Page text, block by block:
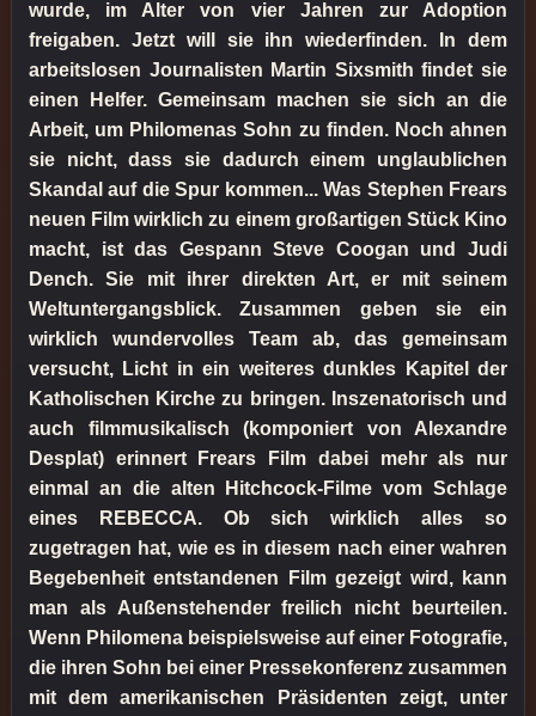
wurde, im Alter von vier Jahren zur Adoption
freigaben. Jetzt will sie ihn wiederfinden. In dem
arbeitslosen Journalisten Martin Sixsmith findet sie
einen Helfer. Gemeinsam machen sie sich an die
Arbeit, um Philomenas Sohn zu finden. Noch ahnen
sie nicht, dass sie dadurch einem unglaublichen
Skandal auf die Spur kommen... Was Stephen Frears
neuen Film wirklich zu einem großartigen Stück Kino
macht, ist das Gespann Steve Coogan und Judi
Dench. Sie mit ihrer direkten Art, er mit seinem
Weltuntergangsblick. Zusammen geben sie ein
wirklich wundervolles Team ab, das gemeinsam
versucht, Licht in ein weiteres dunkles Kapitel der
Katholischen Kirche zu bringen. Inszenatorisch und
auch filmmusikalisch (komponiert von Alexandre
Desplat) erinnert Frears Film dabei mehr als nur
einmal an die alten Hitchcock-Filme vom Schlage
eines REBECCA. Ob sich wirklich alles so
zugetragen hat, wie es in diesem nach einer wahren
Begebenheit entstandenen Film gezeigt wird, kann
man als Außenstehender freilich nicht beurteilen.
Wenn Philomena beispielsweise auf einer Fotografie,
die ihren Sohn bei einer Pressekonferenz zusammen
mit dem amerikanischen Präsidenten zeigt, unter